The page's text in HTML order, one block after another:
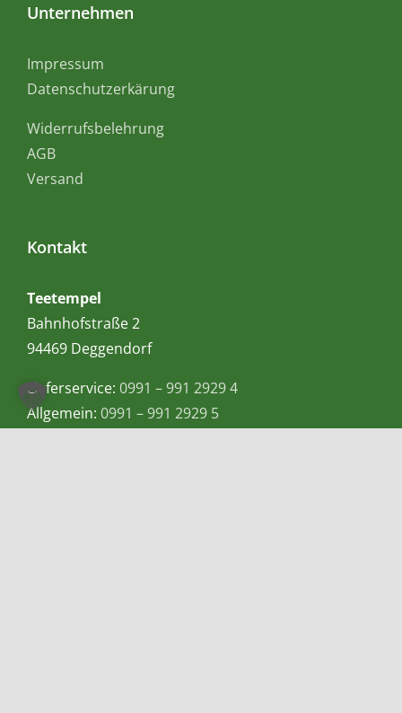
Unternehmen
Impressum
Datenschutzerkärung
Widerrufsbelehrung
AGB
Versand
Kontakt
Teetempel
Bahnhofstraße 2
94469 Deggendorf
Lieferservice: 0991 – 991 2929 4
Allgemein: 0991 – 991 2929 5